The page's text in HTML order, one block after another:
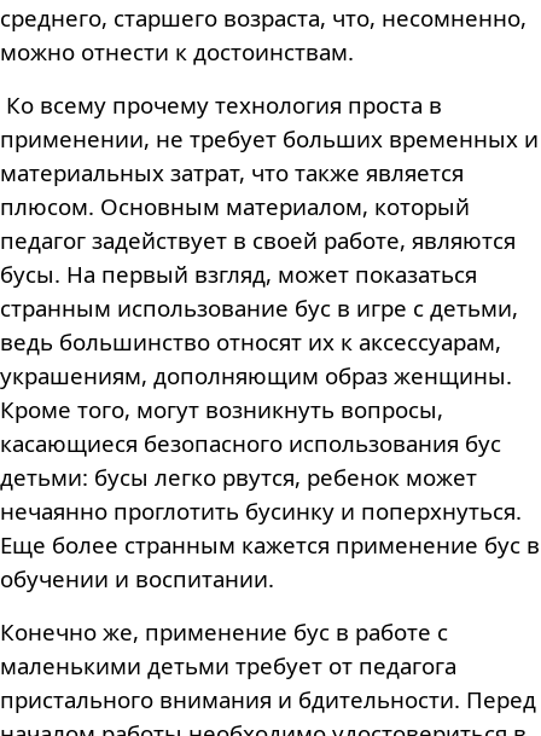
среднего, старшего возраста, что, несомненно,
можно отнести к достоинствам.
Ко всему прочему технология проста в
применении, не требует больших временных и
материальных затрат, что также является
плюсом. Основным материалом, который
педагог задействует в своей работе, являются
бусы. На первый взгляд, может показаться
странным использование бус в игре с детьми,
ведь большинство относят их к аксессуарам,
украшениям, дополняющим образ женщины.
Кроме того, могут возникнуть вопросы,
касающиеся безопасного использования бус
детьми: бусы легко рвутся, ребенок может
нечаянно проглотить бусинку и поперхнуться.
Еще более странным кажется применение бус в
обучении и воспитании.
Конечно же, применение бус в работе с
маленькими детьми требует от педагога
пристального внимания и бдительности. Перед